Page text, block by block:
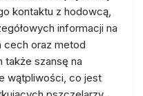
kontaktu z hodowcą,
informacji na
cech oraz metod
także szansę na
wątpliwości, co jest